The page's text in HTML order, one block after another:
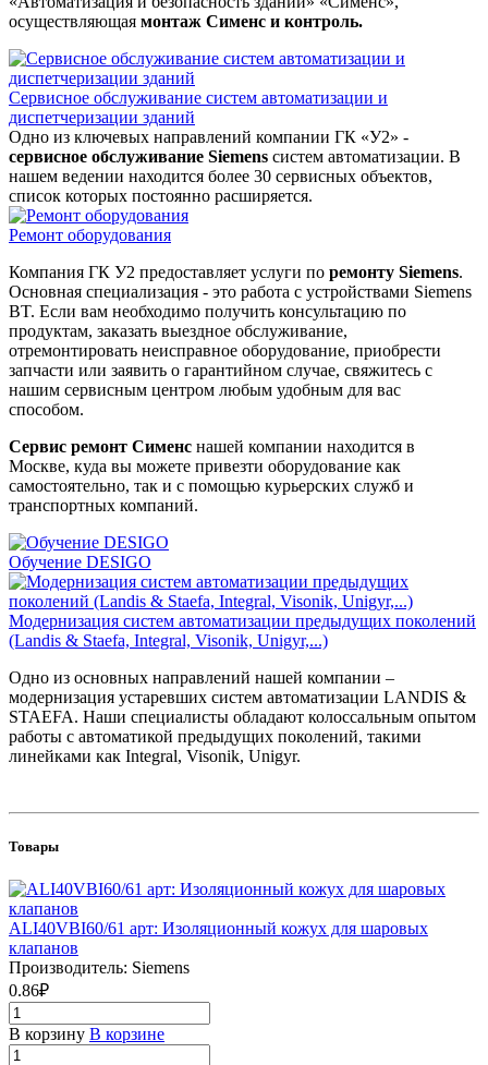
осуществляющая монтаж Сименс и контроль.
Сервисное обслуживание систем автоматизации и
диспетчеризации зданий
Одно из ключевых направлений компании ГК «У2» -
сервисное обслуживание Siemens систем автоматизации. В
нашем ведении находится более 30 сервисных объектов,
список которых постоянно расширяется.
Ремонт оборудования
Компания ГК У2 предоставляет услуги по ремонту Siemens.
Основная специализация - это работа с устройствами Siemens
BT. Если вам необходимо получить консультацию по
продуктам, заказать выездное обслуживание,
отремонтировать неисправное оборудование, приобрести
запчасти или заявить о гарантийном случае, свяжитесь с
нашим сервисным центром любым удобным для вас
способом.
Сервис ремонт Сименс нашей компании находится в
Москве, куда вы можете привезти оборудование как
самостоятельно, так и с помощью курьерских служб и
транспортных компаний.
Обучение DESIGO
Модернизация систем автоматизации предыдущих поколений
(Landis & Staefa, Integral, Visonik, Unigyr,...)
Одно из основных направлений нашей компании –
модернизация устаревших систем автоматизации LANDIS &
STAEFA. Наши специалисты обладают колоссальным опытом
работы с автоматикой предыдущих поколений, такими
линейками как Integral, Visonik, Unigyr.
Товары
ALI40VBI60/61 арт: Изоляционный кожух для шаровых
клапанов
Производитель: Siemens
0.86₽
В корзину В корзине